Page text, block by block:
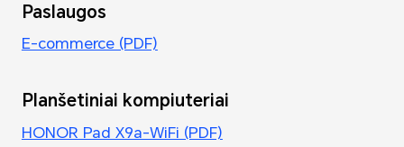
Paslaugos
E-commerce (PDF)
Planšetiniai kompiuteriai
HONOR Pad X9a-WiFi (PDF)